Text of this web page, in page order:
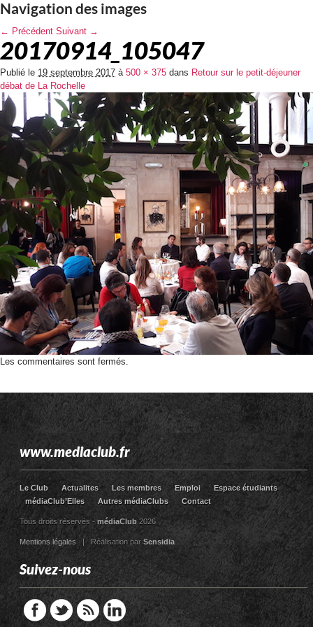
Navigation des images
← Précédent Suivant →
20170914_105047
Publié le 19 septembre 2017 à 500 × 375 dans Retour sur le petit-déjeuner
débat de La Rochelle
Les commentaires sont fermés.
www.mediaclub.fr
Le Club Actualites Les membres Emploi
Espace étudiants
médiaClub’Elles
Autres médiaClubs Contact
Tous droits réservés - médiaClub2026
Mentions légales| Réalisation par Sensidia
Suivez-nous